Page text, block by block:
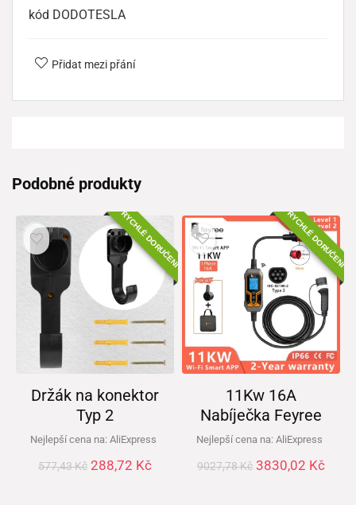
kód DODOTESLA
Přidat mezi přání
Podobné produkty
RYCHLÉ DORUČENÍ
Držák na konektor
Typ 2
Nejlepší cena na: AliExpress
577,43Kč 288,72 Kč
RYCHLÉ DORUČENÍ
11Kw 16A
Nabíječka Feyree
Nejlepší cena na: AliExpress
9027,78Kč 3830,02 Kč